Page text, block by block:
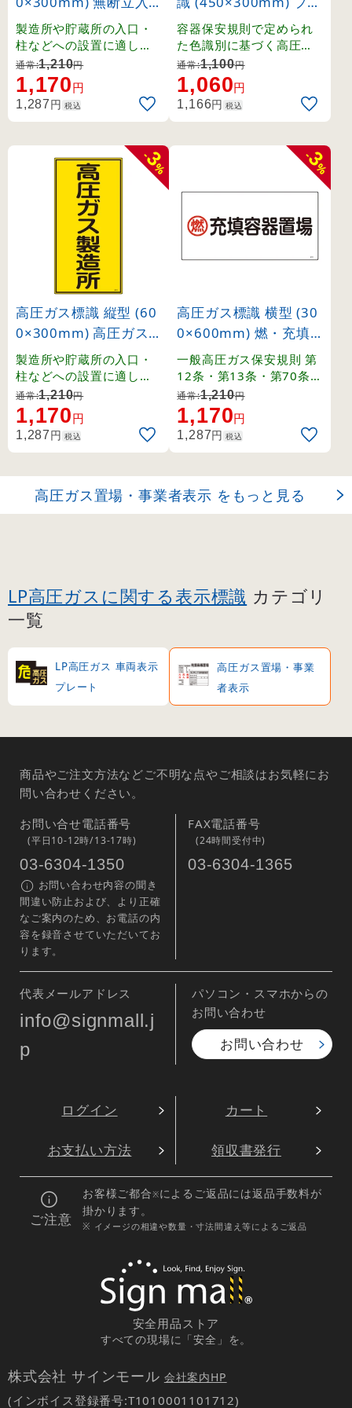
禁止 (39211)
製造所や貯蔵所の入口・
柱などへの設置に適した
縦長タイプの標識。
通常:1,210円
1,170円
1,287円 税込
パン (39101)
容器保安規則で定められ
た色識別に基づく高圧ガ
ス関係の標識です。
通常:1,100円
1,060円
1,166円 税込
-
3
%
高圧ガス標識 縦型 (60
0×300mm) 高圧ガス
製造所 (39212)
製造所や貯蔵所の入口・
柱などへの設置に適した
縦長タイプの標識。
通常:1,210円
1,170円
1,287円 税込
-
3
%
高圧ガス標識 横型 (30
0×600mm) 燃・充填
容器置場 (39207)
一般高圧ガス保安規則 第
12条・第13条・第70条・
関係例示基準1-4-1,2、そ
の他。
通常:1,210円
1,170円
1,287円 税込
高圧ガス置場・事業者表示 をもっと見る
LP高圧ガスに関する表示標識 カテゴリ
一覧
LP高圧ガス 車両表示
プレート
高圧ガス置場・事業
者表示
商品やご注文方法などご不明な点やご相談はお気軽にお
問い合わせください。
お問い合せ電話番号
(平日10-12時/13-17時)
03-6304-1350
お問い合わせ内容の聞き
間違い防止および、より正確
なご案内のため、お電話の内
容を録音させていただいてお
ります。
FAX電話番号
(24時間受付中)
03-6304-1365
代表メールアドレス
info@signmall.j
p
パソコン・スマホからの
お問い合わせ
お問い合わせ
ログイン カート
お支払い方法 領収書発行
ご注意
お客様ご都合※によるご返品には返品手数料が
掛かります。
※ イメージの相違や数量・寸法間違え等によるご返品
安全用品ストア
すべての現場に「安全」を。
株式会社 サインモール 会社案内HP
(インボイス登録番号:T1010001101712)